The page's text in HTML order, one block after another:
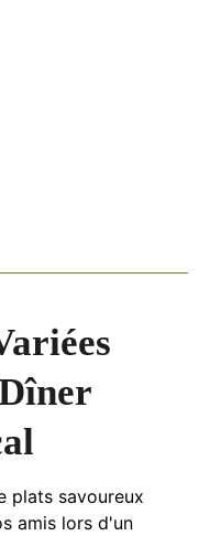
plats savoureux
amis lors d'un